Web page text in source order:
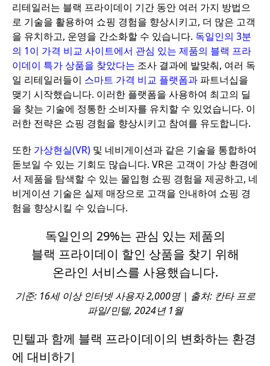
리테일러는 블랙 프라이데이 기간 동안 여러 가지 방법으
로 기술을 활용하여 쇼핑 경험을 향상시키고, 더 많은 고객
을 유치하고, 운영을 간소화할 수 있습니다. 독일인의 3분
의 1이 가격 비교 사이트에서 관심 있는 제품의 블랙 프라
이데이 특가 상품을 찾았다는 조사 결과에 발맞춰, 여러 독
일 리테일러들이 스마트 가격 비교 플랫폼과 파트너십을
맺기 시작했습니다. 이러한 플랫폼을 사용하여 최고의 딜
을 찾는 기술에 정통한 소비자를 유치할 수 있었습니다. 이
러한 전략은 쇼핑 경험을 향상시키고 참여를 유도합니다.
또한 가상현실(VR) 및 네비게이션과 같은 기술을 통합하여
돋보일 수 있는 기회도 많습니다. VR은 고객이 가상 환경에
서 제품을 탐색할 수 있는 몰입형 쇼핑 경험을 제공하고, 네
비게이션 기술은 실제 매장으로 고객을 안내하여 쇼핑 경
험을 향상시킬 수 있습니다.
독일인의 29%는 관심 있는 제품의
블랙 프라이데이 할인 상품을 찾기 위해
온라인 서비스를 사용했습니다.
기준: 16세 이상 인터넷 사용자 2,000명 | 출처: 칸타 프로
파일/민텔, 2024년 1월
민텔과 함께 블랙 프라이데이의 변화하는 환경
에 대비하기